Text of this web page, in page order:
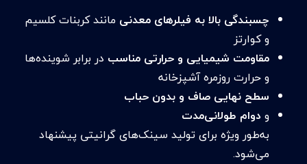
چسبندگی بالا به فیلرهای معدنی مانند کربنات کلسیم
و کوارتز
مقاومت شیمیایی و حرارتی مناسب در برابر شوینده‌ها
و حرارت روزمره آشپزخانه
سطح نهایی صاف و بدون حباب
و دوام طولانی‌مدت
به‌طور ویژه برای تولید سینک‌های گرانیتی پیشنهاد
می‌شود.